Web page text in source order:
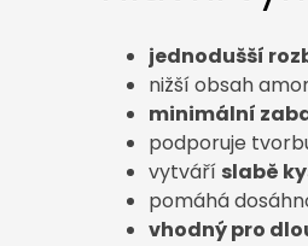
jednodušší
nižší obsah
minimální
podporuje
vytváří slabě
pomáhá
vhodný pro